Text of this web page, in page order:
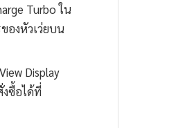
Turbo ใน
องหัวเว่ยบน
Display
งซื้อได้ที่